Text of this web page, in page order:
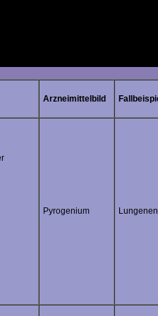
Arzneimittelbild
Pyrogenium